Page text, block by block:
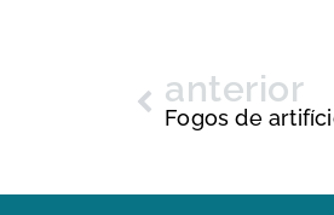
anterior